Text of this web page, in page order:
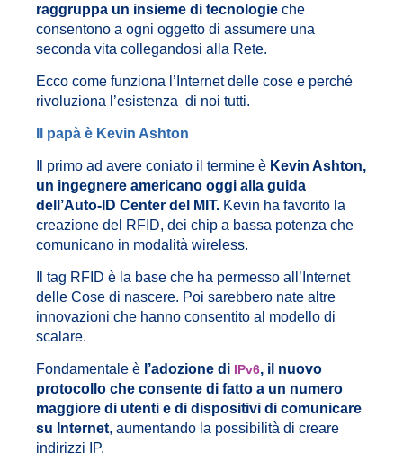
raggruppa un insieme di tecnologie che
consentono a ogni oggetto di assumere una
seconda vita collegandosi alla Rete.
Ecco come funziona l’Internet delle cose e perché
rivoluziona l’esistenza di noi tutti.
Il papà è Kevin Ashton
Il primo ad avere coniato il termine è Kevin Ashton,
un ingegnere americano oggi alla guida
dell’Auto-ID Center del MIT. Kevin ha favorito la
creazione del RFID, dei chip a bassa potenza che
comunicano in modalità wireless.
Il tag RFID è la base che ha permesso all’Internet
delle Cose di nascere. Poi sarebbero nate altre
innovazioni che hanno consentito al modello di
scalare.
Fondamentale è l’adozione di IPv6, il nuovo
protocollo che consente di fatto a un numero
maggiore di utenti e di dispositivi di comunicare
su Internet, aumentando la possibilità di creare
indirizzi IP.